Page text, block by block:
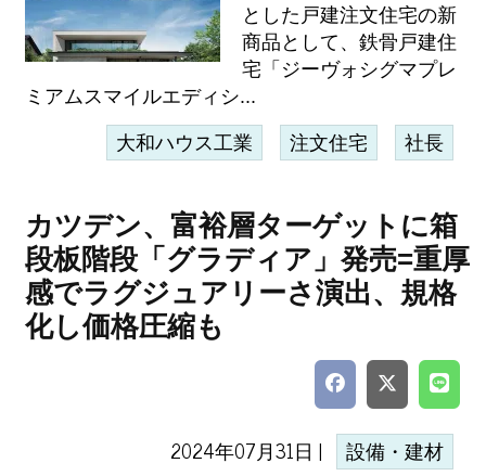
とした戸建注文住宅の新
商品として、鉄骨戸建住
宅「ジーヴォシグマプレ
ミアムスマイルエディシ...
大和ハウス工業 注文住宅 社長
カツデン、富裕層ターゲットに箱
段板階段「グラディア」発売=重厚
感でラグジュアリーさ演出、規格
化し価格圧縮も
2024年07月31日 | 設備・建材